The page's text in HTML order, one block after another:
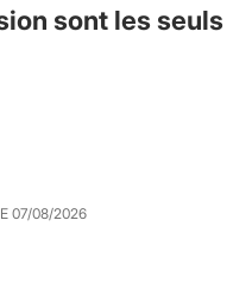
sont les seuls
07/08/2026